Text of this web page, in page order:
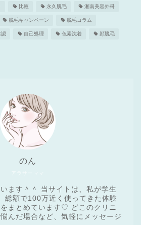
比較 永久脱毛 湘南美容外科
脱毛キャンペーン 脱毛コラム
認 自己処理 色素沈着 顔脱毛
のん
ます＾＾ 当サイトは、私が学生
総額で100万近く使ってきた体験
まとめています♡ どこのクリニ
んだ場合など、気軽にメッセージ